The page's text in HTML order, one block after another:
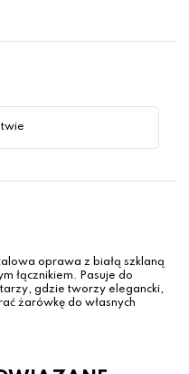
oprawa z białą szklaną
łącznikiem. Pasuje do
gdzie tworzy elegancki,
żarówkę do własnych